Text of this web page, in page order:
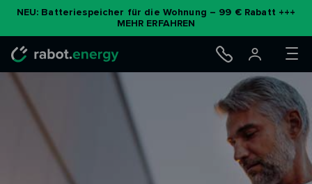
NEU: Batteriespeicher für die Wohnung – 99 € Rabatt +++
MEHR ERFAHREN
Zum
Inhalt
springen